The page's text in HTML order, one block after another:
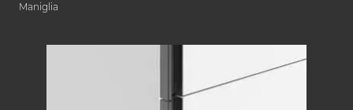
Maniglia